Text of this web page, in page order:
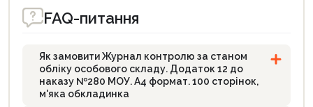
FAQ-питання
Як замовити Журнал контролю за станом
обліку особового складу. Додаток 12 до
наказу №280 МОУ. А4 формат. 100 сторінок,
м'яка обкладинка